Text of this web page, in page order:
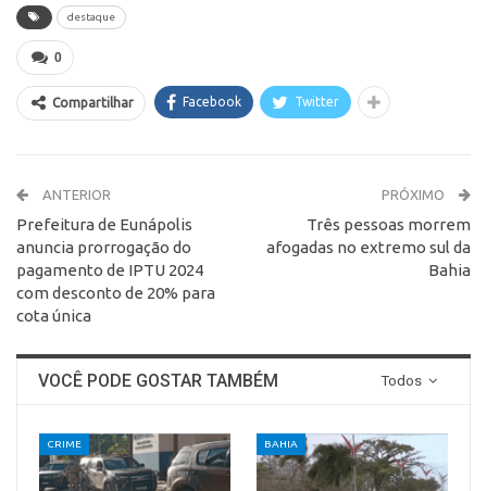
destaque
0
Compartilhar Facebook Twitter
ANTERIOR
Prefeitura de Eunápolis
anuncia prorrogação do
pagamento de IPTU 2024
com desconto de 20% para
cota única
PRÓXIMO
Três pessoas morrem
afogadas no extremo sul da
Bahia
Todos
VOCÊ PODE GOSTAR TAMBÉM
CRIME BAHIA